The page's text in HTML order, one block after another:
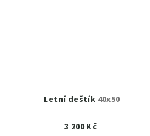
Letní deštík 40x50
3 200 Kč